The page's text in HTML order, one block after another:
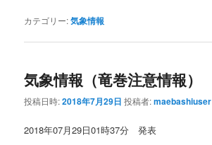
カテゴリー:気象情報
気象情報（竜巻注意情報）
投稿日時:2018年7月29日 投稿者:maebashiuser
2018年07月29日01時37分 発表